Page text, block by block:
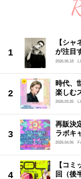
【シ
が注目
2026.06.18
時代、
楽しむ
2026.03.26
再販決
ラボキ
2026.04.06
【コ
回（後